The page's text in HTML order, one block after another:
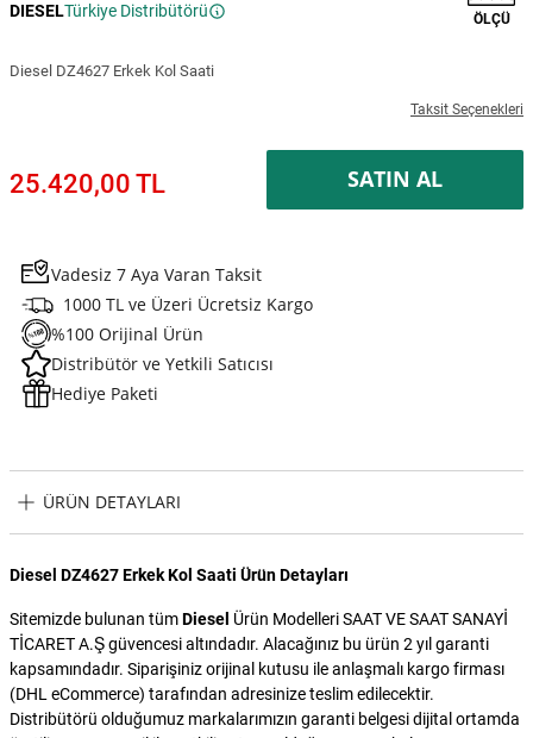
DIESELTürkiye Distribütörü ÖLÇÜ
Diesel DZ4627 Erkek Kol Saati
Taksit Seçenekleri
25.420,00 TL SATIN AL
Vadesiz 7 Aya Varan Taksit
1000 TL ve Üzeri Ücretsiz Kargo
%100 Orijinal Ürün
Distribütör ve Yetkili Satıcısı
Hediye Paketi
ÜRÜN DETAYLARI
Diesel DZ4627 Erkek Kol Saati Ürün Detayları
Sitemizde bulunan tümDiesel Ürün Modelleri SAAT VE SAAT SANAYİ
TİCARET A.Ş güvencesi altındadır. Alacağınız bu ürün 2 yıl garanti
kapsamındadır. Siparişiniz orijinal kutusu ile anlaşmalı kargo firması
(DHL eCommerce) tarafından adresinize teslim edilecektir.
Distribütörü olduğumuz markalarımızın garanti belgesi dijital ortamda